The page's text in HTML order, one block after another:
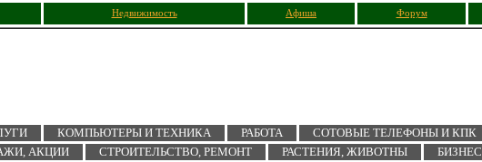
Недвижимость Афиша Форум
КОМПЬЮТЕРЫ И ТЕХНИКА РАБОТА СОТОВЫЕ ТЕЛЕФОНЫ И КПК
АКЦИИ
СТРОИТЕЛЬСТВО, РЕМОНТ РАСТЕНИЯ, ЖИВОТНЫ БИЗНЕС